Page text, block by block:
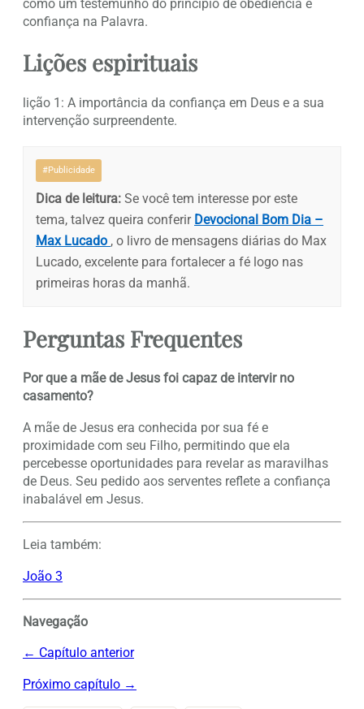
como um testemunho do princípio de obediência e
confiança na Palavra.
Lições espirituais
lição 1: A importância da confiança em Deus e a sua
intervenção surpreendente.
#Publicidade
Dica de leitura: Se você tem interesse por este
tema, talvez queira conferir Devocional Bom Dia –
Max Lucado , o livro de mensagens diárias do Max
Lucado, excelente para fortalecer a fé logo nas
primeiras horas da manhã.
Perguntas Frequentes
Por que a mãe de Jesus foi capaz de intervir no
casamento?
A mãe de Jesus era conhecida por sua fé e
proximidade com seu Filho, permitindo que ela
percebesse oportunidades para revelar as maravilhas
de Deus. Seu pedido aos serventes reflete a confiança
inabalável em Jesus.
Leia também:
João 3
Navegação
← Capítulo anterior
Próximo capítulo →